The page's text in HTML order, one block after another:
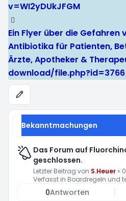
v=WI2yDUkJFGM
Ein Flyer über die Gefahren
Antibiotika für Patienten,
Ärzte, Apotheker &
download/file.php?id=3766
Bekanntmachungen
Das Forum auf
geschlossen.
Letzter Beitrag von S.Heuer »
Verfasst in Boardregeln und
0Antworten